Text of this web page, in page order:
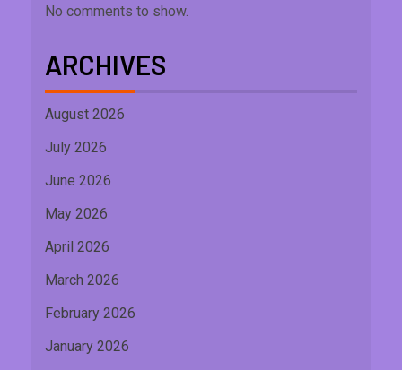
No comments to show.
ARCHIVES
August 2026
July 2026
June 2026
May 2026
April 2026
March 2026
February 2026
January 2026